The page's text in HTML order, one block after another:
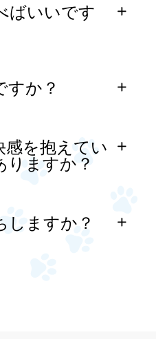
ばいいです
すか？
感を抱えてい
りますか？
しますか？